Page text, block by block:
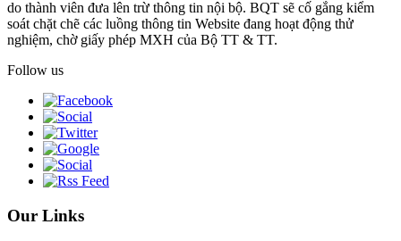
do thành viên đưa lên trừ thông tin nội bộ. BQT sẽ cố gắng kiểm
soát chặt chẽ các luồng thông tin Website đang hoạt động thử
nghiệm, chờ giấy phép MXH của Bộ TT & TT.
Follow us
Our Links